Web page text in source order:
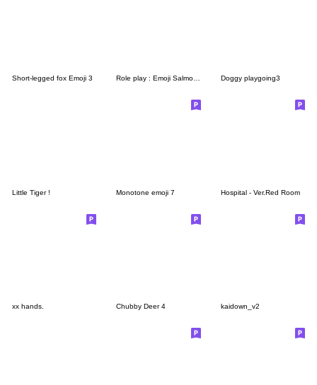
Short-legged fox Emoji 3 Role play : Emoji Salmon tone 01 Doggy playgoing3
Little Tiger ! Monotone emoji 7 Hospital - Ver.Red Room
xx hands. Chubby Deer 4 kaidown_v2